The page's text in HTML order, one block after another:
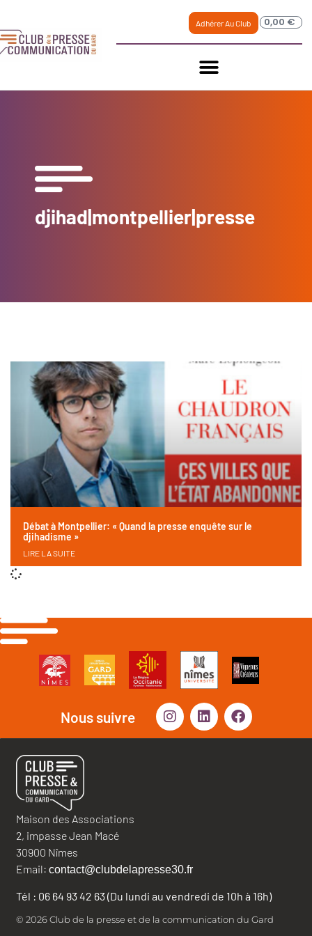
Adhérer Au Club 0,00 €
djihad|montpellier|presse
Débat à Montpellier: « Quand la presse enquête sur le
djihadisme »
LIRE LA SUITE
Nous suivre
Maison des Associations
2, impasse Jean Macé
30900 Nîmes
Email: contact@clubdelapresse30.fr
Tél : 06 64 93 42 63 (Du lundi au vendredi de 10h à 16h)
© 2026 Club de la presse et de la communication du Gard